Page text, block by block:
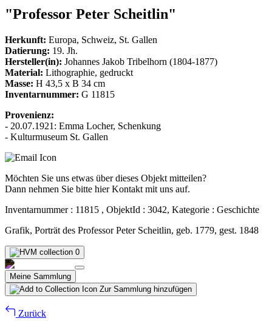
"Professor Peter Scheitlin"
Herkunft: Europa, Schweiz, St. Gallen
Datierung: 19. Jh.
Hersteller(in): Johannes Jakob Tribelhorn (1804-1877)
Material: Lithographie, gedruckt
Masse: H 43,5 x B 34 cm
Inventarnummer: G 11815
Provenienz:
- 20.07.1921: Emma Locher, Schenkung
- Kulturmuseum St. Gallen
Möchten Sie uns etwas über dieses Objekt mitteilen?
Dann nehmen Sie bitte hier Kontakt mit uns auf.
Inventarnummer : 11815 , ObjektId : 3042, Kategorie : Geschichte
Grafik, Porträt des Professor Peter Scheitlin, geb. 1779, gest. 1848
0
Meine Sammlung
Zur Sammlung hinzufügen
Zurück